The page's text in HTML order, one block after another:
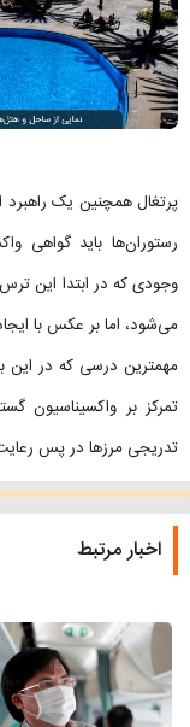
پرتغال همچنین یک
رستوران‌ها باید گواهی
وجودی که در ابتدا این
می‌شود، اما بر عکس با
مهمترین درسی که در این
تمرکز بر واکسیناسیون
تدریجی مرزها در پس
اخبار مرتبط